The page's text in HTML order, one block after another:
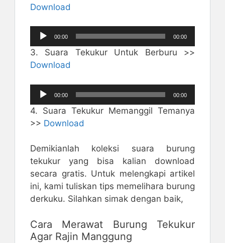
Download
Pemutar
Audio
00:00 00:00
3. Suara Tekukur Untuk Berburu >>
Download
Pemutar
Audio
00:00 00:00
4. Suara Tekukur Memanggil Temanya
>> Download
Demikianlah koleksi suara burung
tekukur yang bisa kalian download
secara gratis. Untuk melengkapi artikel
ini, kami tuliskan tips memelihara burung
derkuku. Silahkan simak dengan baik,
Cara Merawat Burung Tekukur
Agar Rajin Manggung